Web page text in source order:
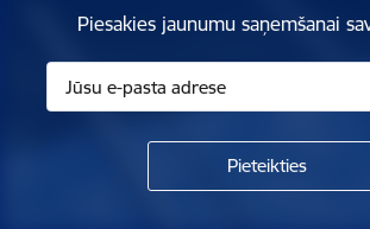
Piesakies jaunumu saņemšanai